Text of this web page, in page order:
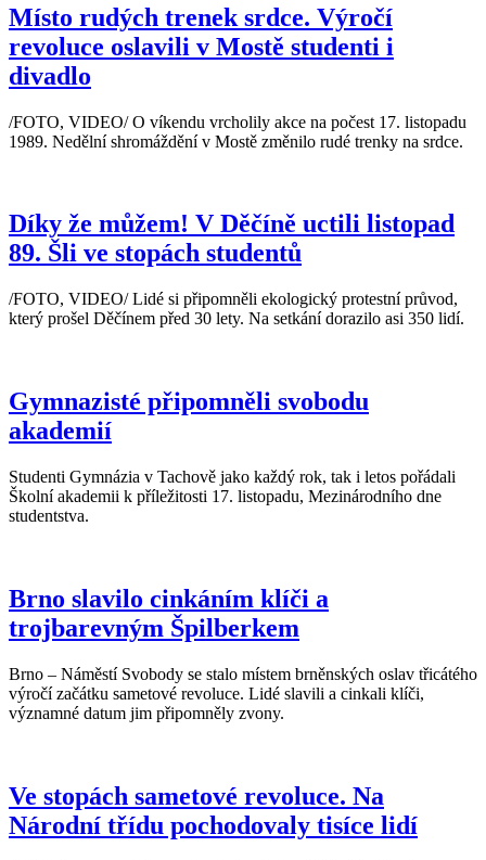
Místo rudých trenek srdce. Výročí
revoluce oslavili v Mostě studenti i
divadlo
/FOTO, VIDEO/ O víkendu vrcholily akce na počest 17. listopadu
1989. Nedělní shromáždění v Mostě změnilo rudé trenky na srdce.
Díky že můžem! V Děčíně uctili listopad
89. Šli ve stopách studentů
/FOTO, VIDEO/ Lidé si připomněli ekologický protestní průvod,
který prošel Děčínem před 30 lety. Na setkání dorazilo asi 350 lidí.
Gymnazisté připomněli svobodu
akademií
Studenti Gymnázia v Tachově jako každý rok, tak i letos pořádali
Školní akademii k příležitosti 17. listopadu, Mezinárodního dne
studentstva.
Brno slavilo cinkáním klíči a
trojbarevným Špilberkem
Brno – Náměstí Svobody se stalo místem brněnských oslav třicátého
výročí začátku sametové revoluce. Lidé slavili a cinkali klíči,
významné datum jim připomněly zvony.
Ve stopách sametové revoluce. Na
Národní třídu pochodovaly tisíce lidí